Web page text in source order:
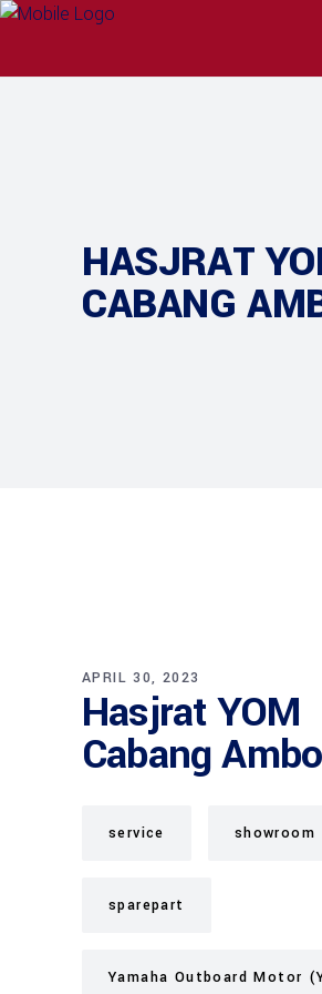
HASJRAT
CABANG
APRIL 30, 2023
Hasjrat YOM
Cabang
service showroom
sparepart
Yamaha Outboard Motor